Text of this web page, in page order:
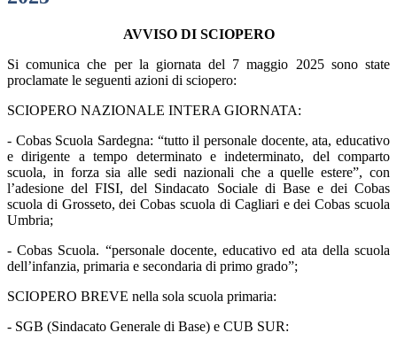
AVVISO DI SCIOPERO
Si comunica che per la giornata del 7 maggio 2025 sono state
proclamate le seguenti azioni di sciopero:
SCIOPERO NAZIONALE INTERA GIORNATA:
- Cobas Scuola Sardegna: “tutto il personale docente, ata, educativo
e dirigente a tempo determinato e indeterminato, del comparto
scuola, in forza sia alle sedi nazionali che a quelle estere”, con
l’adesione del FISI, del Sindacato Sociale di Base e dei Cobas
scuola di Grosseto, dei Cobas scuola di Cagliari e dei Cobas scuola
Umbria;
- Cobas Scuola. “personale docente, educativo ed ata della scuola
dell’infanzia, primaria e secondaria di primo grado”;
SCIOPERO BREVE nella sola scuola primaria:
- SGB (Sindacato Generale di Base) e CUB SUR: